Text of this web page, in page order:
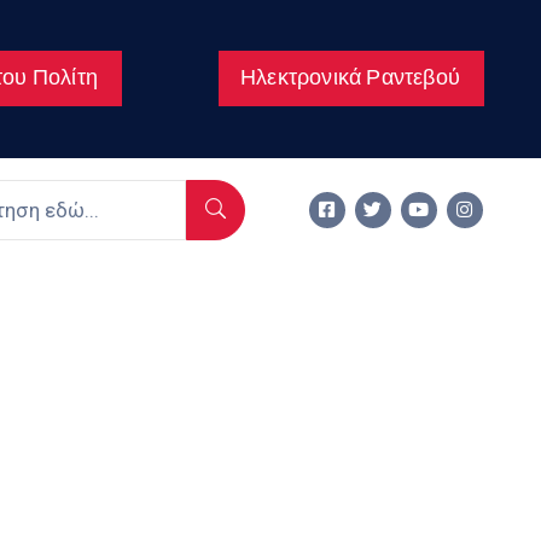
Πολίτη Ηλεκτρονικά Ραντεβού